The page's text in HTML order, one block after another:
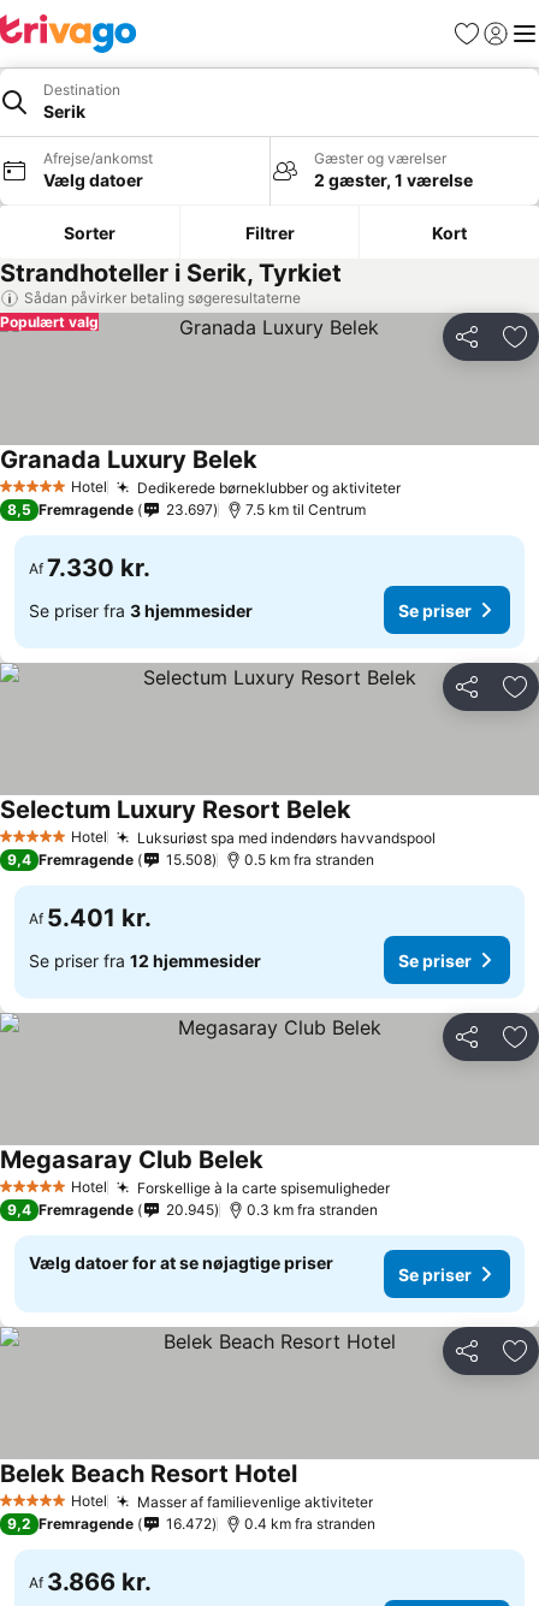
Favoritter
Log ind
Destination
Serik
Afrejse/ankomst
Vælg datoer
Gæster og værelser
2 gæster, 1 værelse
Sorter Filtrer Kort
Strandhoteller i Serik, Tyrkiet
Sådan påvirker betaling søgeresultaterne
Del
Populært valg
5 Stjerner Hotel Dedikerede børneklubber og aktiviteter
Granada Luxury Belek
8,5 Fremragende 23.697 7.5 km til Centrum
Af 7.330 kr.
Se priser fra 3 hjemmesider Se priser
Del
5 Stjerner Hotel Luksuriøst spa med indendørs havvandspool
Selectum Luxury Resort Belek
9,4 Fremragende 15.508 0.5 km fra stranden
Af 5.401 kr.
Se priser fra 12 hjemmesider Se priser
Del
5 Stjerner Hotel Forskellige à la carte spisemuligheder
Megasaray Club Belek
9,4 Fremragende 20.945 0.3 km fra stranden
Vælg datoer for at se nøjagtige priser
Se priser
Del
5 Stjerner Hotel Masser af familievenlige aktiviteter
Belek Beach Resort Hotel
9,2 Fremragende 16.472 0.4 km fra stranden
Af 3.866 kr.